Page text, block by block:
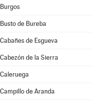
Burgos
Busto de Bureba
Cabañes de Esgueva
Cabezón de la Sierra
Caleruega
Campillo de Aranda